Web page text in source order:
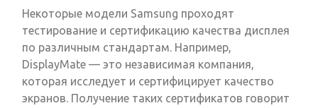
Некоторые модели Samsung проходят
тестирование и сертификацию качества дисплея
по различным стандартам. Например,
DisplayMate — это независимая компания,
которая исследует и сертифицирует качество
экранов. Получение таких сертификатов говорит